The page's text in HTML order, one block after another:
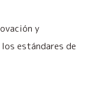
y
estándares de